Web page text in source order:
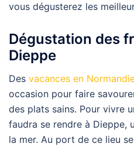
vous dégusterez les
Dégustation des
Dieppe
Des vacances en
occasion pour faire
des plats sains. Pour vivre
faudra se rendre à Dieppe,
la mer. Au port de ce lieu